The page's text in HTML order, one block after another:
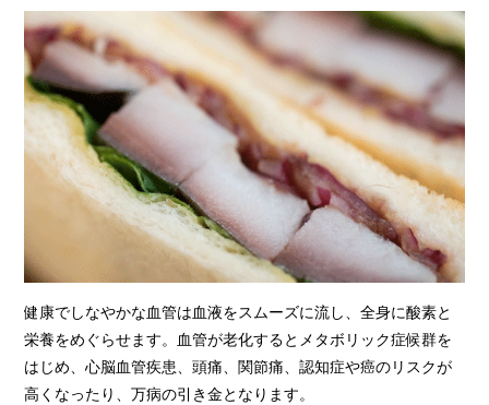
健康でしなやかな血管は血液をスムーズに流し、全身に酸素と
栄養をめぐらせます。血管が老化するとメタボリック症候群を
はじめ、心脳血管疾患、頭痛、関節痛、認知症や癌のリスクが
高くなったり、万病の引き金となります。